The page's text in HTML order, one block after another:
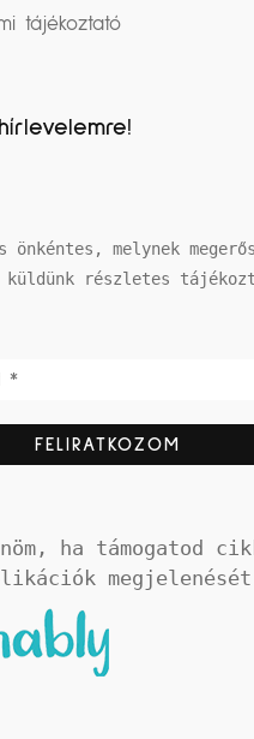
tájékoztató
melynek
részletes
ha támogatod
megjelenését